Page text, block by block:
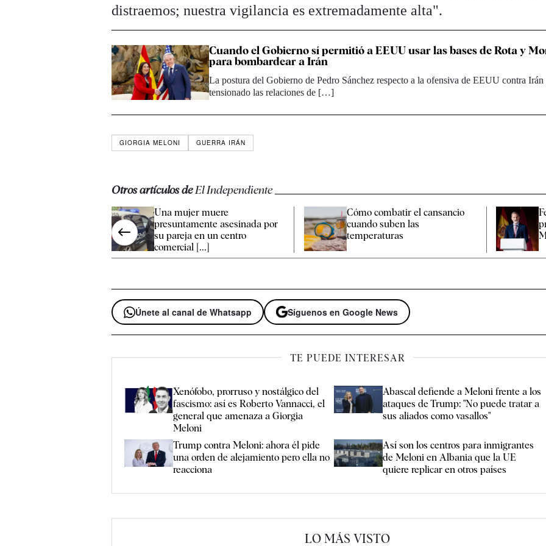
distraemos; nuestra vigilancia es extremadamente alta".
Cuando el Gobierno sí permitió a EEUU usar las bases de Rota y
para bombardear a Irán
La postura del Gobierno de Pedro Sánchez respecto a la ofensiva de EEUU contra Irán
tensionado las relaciones de […]
GIORGIA MELONI GUERRA IRÁN
Otros artículos deEl Independiente
Una mujer muere
presuntamente asesinada por
su pareja en un centro
comercial [...]
Cómo combatir el cansancio​
cuando suben las
temperaturas
Únete al canal de Whatsapp Síguenos en Google News
TE PUEDE INTERESAR
Xenófobo, prorruso y nostálgico del
fascismo: así es Roberto Vannacci, el
general que amenaza a Giorgia
Meloni
Abascal defiende a Meloni frente a los
ataques de Trump: "No puede tratar a
sus aliados como vasallos"
Trump contra Meloni: ahora él pide
una orden de alejamiento pero ella no
reacciona
Así son los centros para inmigrantes
de Meloni en Albania que la UE
quiere replicar en otros países
LO MÁS VISTO